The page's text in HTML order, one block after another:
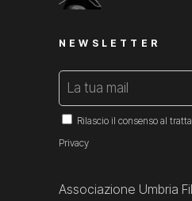
NEWSLETTER
Rilascio il consenso al
Privacy
Associazione Umbria